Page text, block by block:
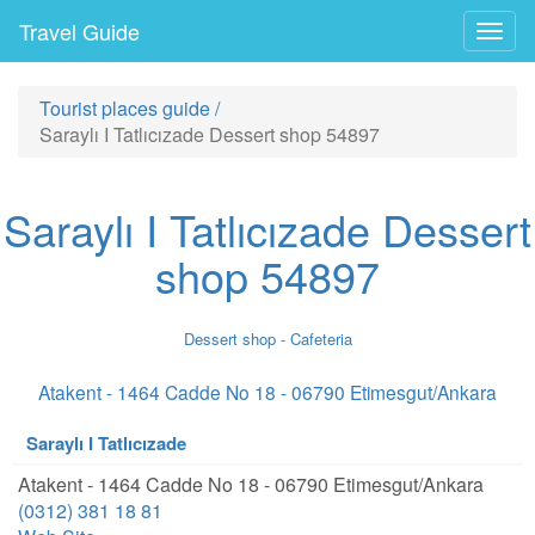
Travel Guide
Tourist places guide/
Saraylı I Tatlıcızade Dessert shop 54897
Saraylı I Tatlıcızade Dessert
shop 54897
Dessert shop - Cafeteria
Atakent - 1464 Cadde No 18 - 06790 Etimesgut/Ankara
Saraylı I Tatlıcızade
Atakent - 1464 Cadde No 18 - 06790 Etimesgut/Ankara
(0312) 381 18 81